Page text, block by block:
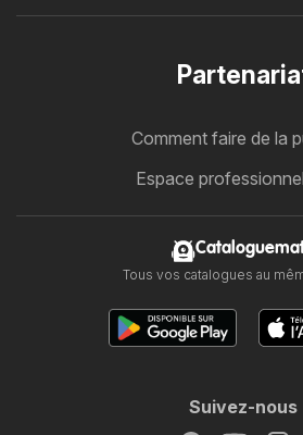
Comment faire de la
Espace
Tous vos catalogues au
Suivez-nous